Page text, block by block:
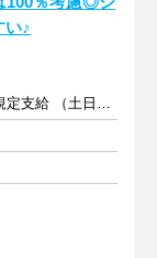
い♪
時給1200～1500円＋交通費規定支給 （土日祝日は＋50円）